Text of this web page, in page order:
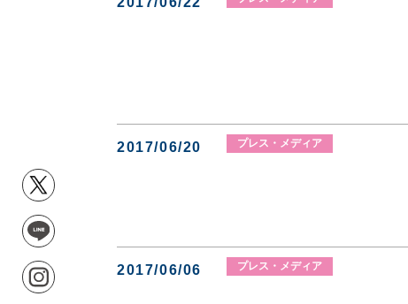
2017/06/20 プレス・メディア
2017/06/06 プレス・メディア